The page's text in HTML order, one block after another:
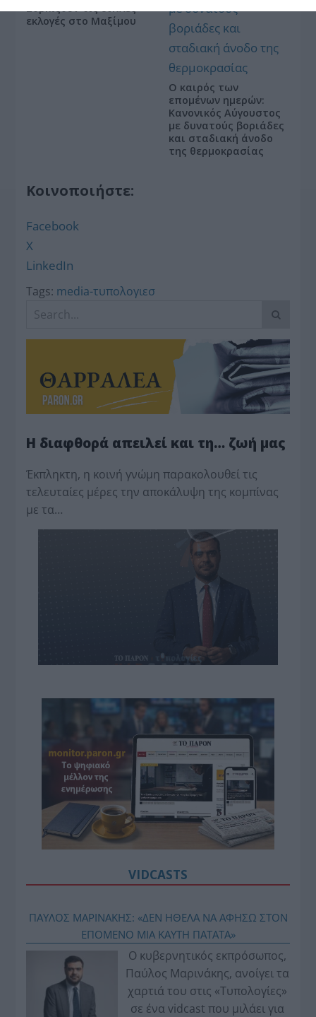
Ξορκίζουν τις διπλές
εκλογές στο Μαξίμου
Ο καιρός των
επομένων ημερών:
Κανονικός Αύγουστος
με δυνατούς βοριάδες
και σταδιακή άνοδο
της θερμοκρασίας
Κοινοποιήστε:
Facebook
X
LinkedIn
Tags: media-τυπολογιεσ
Η διαφθορά απειλεί και τη… ζωή μας
Έκπληκτη, η κοινή γνώμη παρακολουθεί τις
τελευταίες μέρες την αποκάλυψη της κο­μπίνας
με τα…
VIDCASTS
ΠΑΥΛΟΣ ΜΑΡΙΝΑΚΗΣ: «ΔΕΝ ΗΘΕΛΑ ΝΑ ΑΦΗΣΩ ΣΤΟΝ
ΕΠΟΜΕΝΟ ΜΙΑ ΚΑΥΤΗ ΠΑΤΑΤΑ»
Ο κυβερνητικός εκπρόσωπος,
Παύλος Μαρινάκης, ανοίγει τα
χαρτιά του στις «Τυπολογίες»
σε ένα vidcast που μιλάει για